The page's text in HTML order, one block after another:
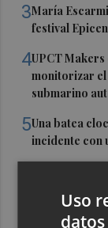
3María
festival
4UPCT
monitorizar
submarino
5Una batea
incidente con
Uso
datos